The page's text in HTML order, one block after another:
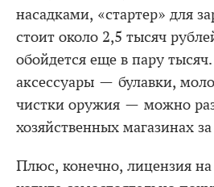
насадками, «стартер» для
стоит около 2,5 тысяч
обойдется еще в пару
аксессуары — булавки,
чистки оружия — можно
хозяйственных магазинах
Плюс, конечно, лицензия